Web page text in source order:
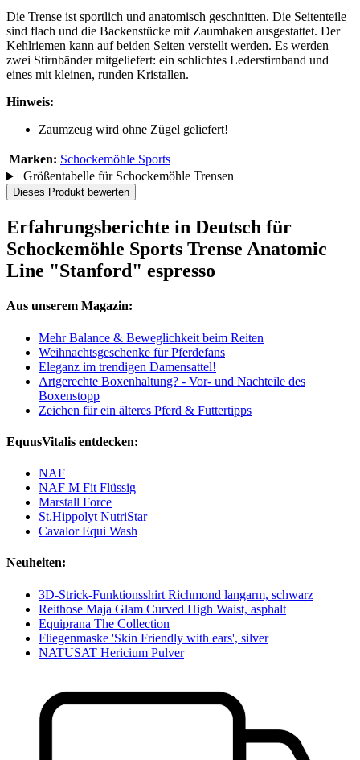
Die Trense ist sportlich und anatomisch geschnitten. Die Seitenteile
sind flach und die Backenstücke mit Zaumhaken ausgestattet. Der
Kehlriemen kann auf beiden Seiten verstellt werden. Es werden
zwei Stirnbänder mitgeliefert: ein schlichtes Lederstirnband und
eines mit kleinen, runden Kristallen.
Hinweis:
Zaumzeug wird ohne Zügel geliefert!
Marken: Schockemöhle Sports
Größentabelle für Schockemöhle Trensen
Dieses Produkt bewerten
Erfahrungsberichte in Deutsch für
Schockemöhle Sports Trense Anatomic
Line "Stanford" espresso
Aus unserem Magazin:
Mehr Balance & Beweglichkeit beim Reiten
Weihnachtsgeschenke für Pferdefans
Eleganz im trendigen Damensattel!
Artgerechte Boxenhaltung? - Vor- und Nachteile des
Boxenstopp
Zeichen für ein älteres Pferd & Futtertipps
EquusVitalis entdecken:
NAF
NAF M Fit Flüssig
Marstall Force
St.Hippolyt NutriStar
Cavalor Equi Wash
Neuheiten:
3D-Strick-Funktionsshirt Richmond langarm, schwarz
Reithose Maja Glam Curved High Waist, asphalt
Equiprana The Collection
Fliegenmaske 'Skin Friendly with ears', silver
NATUSAT Hericium Pulver